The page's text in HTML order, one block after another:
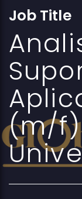
Job Title
(m/f)